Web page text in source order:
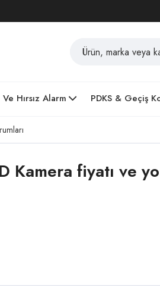
Ve Hırsız Alarm PDKS & Geçiş
Kamera fiyatı ve